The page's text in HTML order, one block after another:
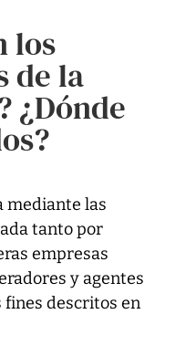
los
de la
¿Dónde
mediante las
tanto por
empresas
y agentes
fines descritos en